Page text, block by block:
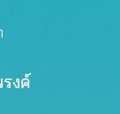
งค์